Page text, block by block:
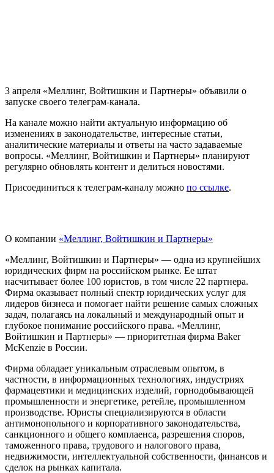
3 апреля «Меллинг, Войтишкин и Партнеры» объявили о
запуске своего телеграм-канала.
На канале можно найти актуальную информацию об
изменениях в законодательстве, интересные статьи,
аналитические материалы и ответы на часто задаваемые
вопросы. «Меллинг, Войтишкин и Партнеры» планируют
регулярно обновлять контент и делиться новостями.
Присоединиться к телеграм-каналу можно по ссылке.
О компании «Меллинг, Войтишкин и Партнеры»
«Меллинг, Войтишкин и Партнеры» — одна из крупнейших
юридических фирм на российском рынке. Ее штат
насчитывает более 100 юристов, в том числе 22 партнера.
Фирма оказывает полный спектр юридических услуг для
лидеров бизнеса и помогает найти решение самых сложных
задач, полагаясь на локальный и международный опыт и
глубокое понимание российского права. «Меллинг,
Войтишкин и Партнеры» — приоритетная фирма Baker
McKenzie в России.
Фирма обладает уникальным отраслевым опытом, в
частности, в информационных технологиях, индустриях
фармацевтики и медицинских изделий, горнодобывающей
промышленности и энергетике, ретейле, промышленном
производстве. Юристы специализируются в области
антимонопольного и корпоративного законодательства,
санкционного и общего комплаенса, разрешения споров,
таможенного права, трудового и налогового права,
недвижимости, интеллектуальной собственности, финансов и
сделок на рынках капитала.